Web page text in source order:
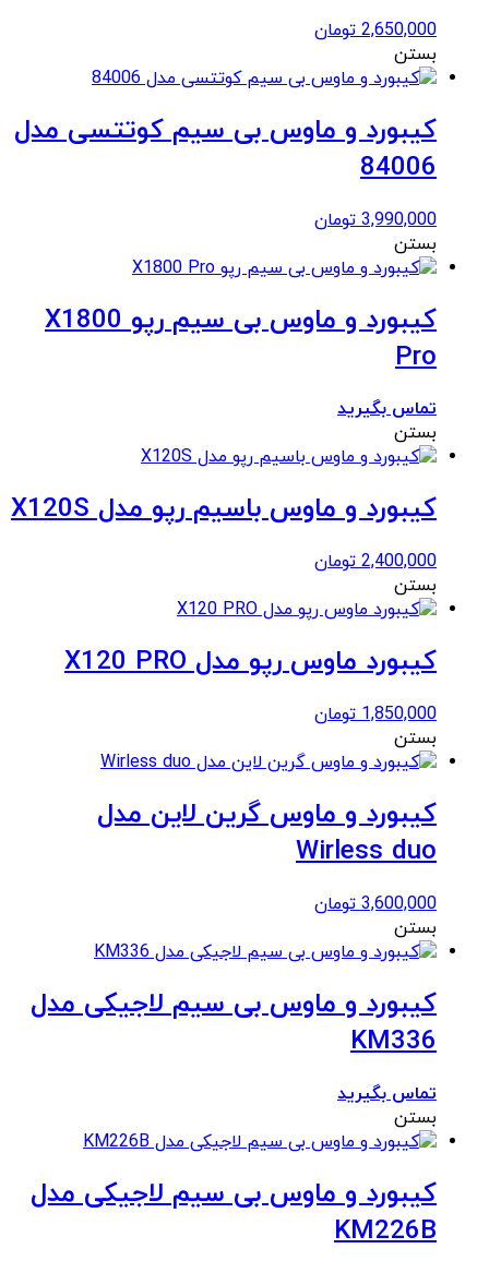
2,650,000 تومان
بستن
کیبورد و ماوس بی سیم کوتتسی مدل
84006
3,990,000 تومان
بستن
کیبورد و ماوس بی سیم رپو X1800
Pro
تماس بگیرید
بستن
کیبورد و ماوس باسیم رپو مدل X120S
2,400,000 تومان
بستن
کیبورد ماوس رپو مدل X120 PRO
1,850,000 تومان
بستن
کیبورد و ماوس گرین لاین مدل
Wirless duo
3,600,000 تومان
بستن
کیبورد و ماوس بی سیم لاجیکی مدل
KM336
تماس بگیرید
بستن
کیبورد و ماوس بی سیم لاجیکی مدل
KM226B